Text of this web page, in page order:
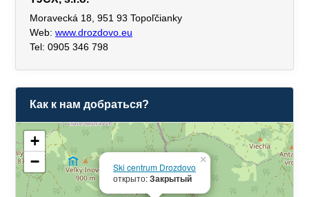
Moravecká 18, 951 93 Topoľčianky
Web: www.drozdovo.eu
Tel: 0905 346 798
Как к нам добраться?
Ski centrum Drozdovo
открыто:Закрытый
×
+
−